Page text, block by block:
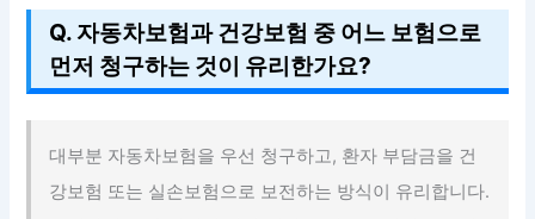
Q. 자동차보험과 건강보험 중 어느 보험으로
먼저 청구하는 것이 유리한가요?
대부분 자동차보험을 우선 청구하고, 환자 부담금을 건
강보험 또는 실손보험으로 보전하는 방식이 유리합니다.